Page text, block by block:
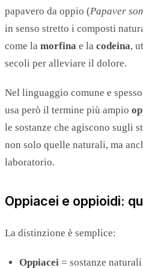
papavero da oppio (Papaver
in senso stretto i composti
come la morfina e la codeina,
secoli per alleviare il dolore.
Nel linguaggio comune e
usa però il termine più ampio
le sostanze che agiscono sugli
non solo quelle naturali, ma
laboratorio.
Oppiacei e oppioidi:
La distinzione è semplice:
Oppiacei = sostanze